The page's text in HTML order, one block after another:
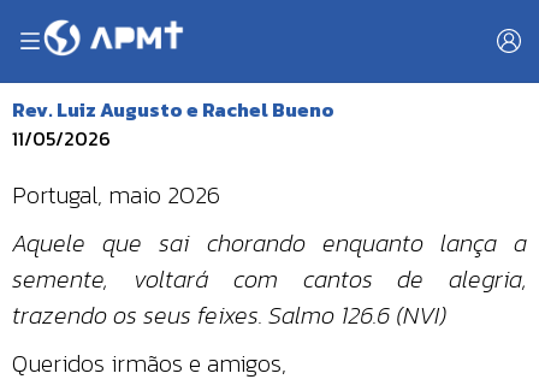
Rev. Luiz Augusto e Rachel Bueno
11/05/2026
Portugal, maio 2026
Aquele que sai chorando enquanto lança a
semente, voltará com cantos de alegria,
trazendo os seus feixes. Salmo 126.6 (NVI)
Queridos irmãos e amigos,